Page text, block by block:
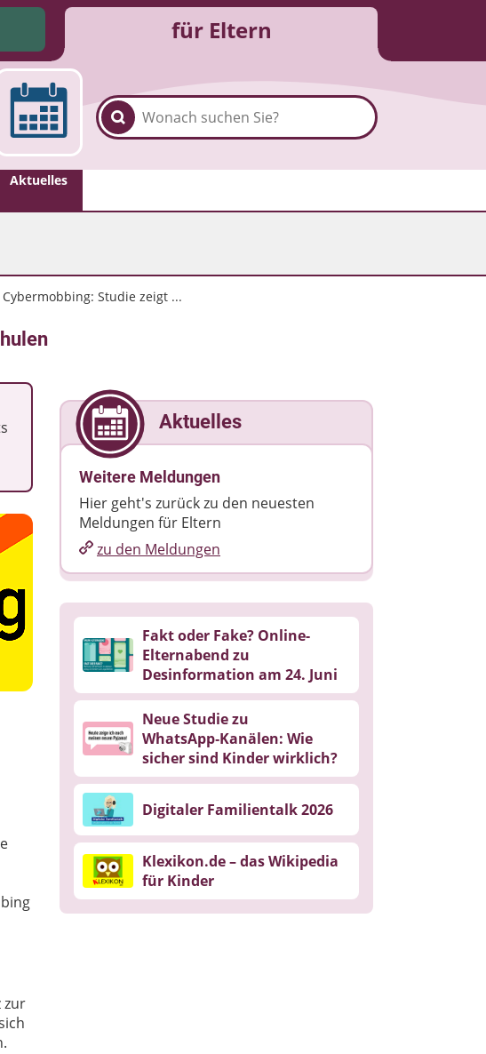
für Eltern
Aktuelles
Cybermobbing: Studie zeigt ...
zur
Aktuelles
Weitere Meldungen
Hier geht's zurück zu den neuesten
Meldungen für Eltern
zu den Meldungen
Fakt oder Fake? Online-
Elternabend zu
Desinformation am 24. Juni
Neue Studie zu
WhatsApp‑Kanälen: Wie
sicher sind Kinder wirklich?
Digitaler Familientalk 2026
Klexikon.de – das Wikipedia
für Kinder